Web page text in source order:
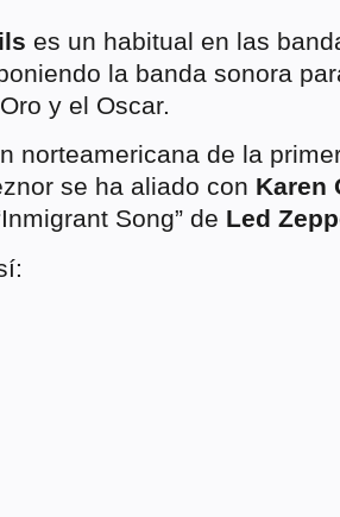
es un habitual en las
la banda sonora
y el Oscar.
norteamericana de la
se ha aliado con Karen
Song” de Led